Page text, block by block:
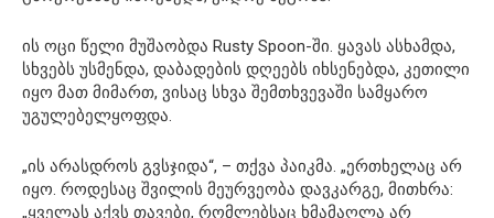
ის ოცი წელი მუშაობდა Rusty Spoon-ში. ყავას ასხამდა,
სხვებს უსმენდა, დაბადების დღეებს იხსენებდა, კეთილი
იყო მათ მიმართ, ვისაც სხვა შემთხვევაში სამყარო
უგულებელყოფდა.
„ის არასდროს გვსჯიდა“, – თქვა პაიკმა. „ერთხელაც არ
იყო. როდესაც შვილის მეურვეობა დავკარგე, მითხრა:
„ყველას აქვს თავები, რომლებსაც ხმამაღლა არ